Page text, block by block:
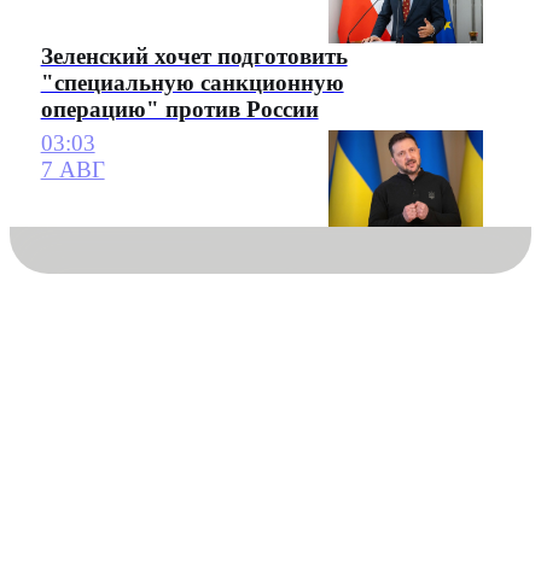
Зеленский хочет подготовить
"специальную санкционную
операцию" против России
03:03
7 АВГ